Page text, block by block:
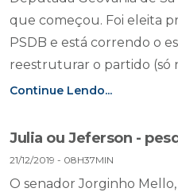
que começou. Foi eleita
PSDB e está correndo o
reestruturar o partido (só
Continue Lendo...
Julia ou Jeferson -
21/12/2019 - 08H37MIN
O senador Jorginho